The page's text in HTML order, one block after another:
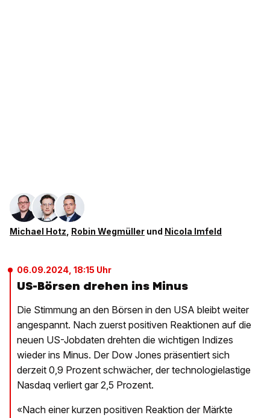
Michael Hotz Robin Wegmüller und Nicola Imfeld
06.09.2024, 18:15 Uhr
US-Börsen drehen ins Minus
Die Stimmung an den Börsen in den USA bleibt weiter
angespannt. Nach zuerst positiven Reaktionen auf die
neuen US-Jobdaten drehten die wichtigen Indizes
wieder ins Minus. Der Dow Jones präsentiert sich
derzeit 0,9 Prozent schwächer, der technologielastige
Nasdaq verliert gar 2,5 Prozent.
«Nach einer kurzen positiven Reaktion der Märkte